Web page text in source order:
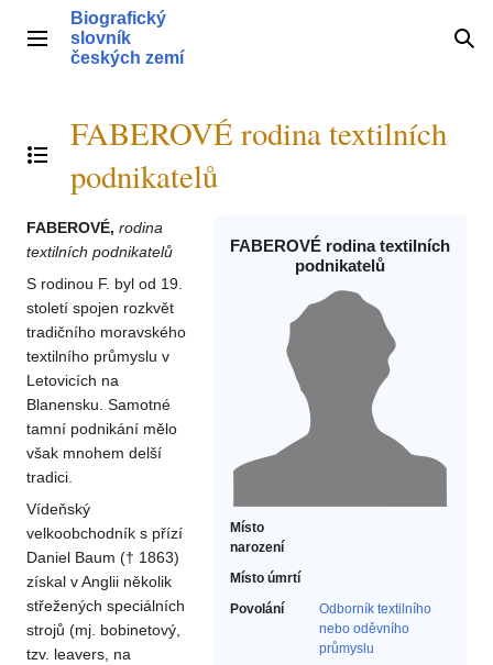
obsahHlavní menu
Biografický
slovník
českých zemí
Přepnout obsah
FABEROVÉ rodina textilních
podnikatelů
FABEROVÉ rodina textilních
podnikatelů
Místo
narození
Místo úmrtí
Povolání
Odborník textilního
nebo oděvního
průmyslu‎
FABEROVÉ, rodina
textilních podnikatelů
S rodinou F. byl od 19.
století spojen rozkvět
tradičního moravského
textilního průmyslu v
Letovicích na
Blanensku. Samotné
tamní podnikání mělo
však mnohem delší
tradici.
Vídeňský
velkoobchodník s přízí
Daniel Baum († 1863)
získal v Anglii několik
střežených speciálních
strojů (mj. bobinetový,
tzv. leavers, na